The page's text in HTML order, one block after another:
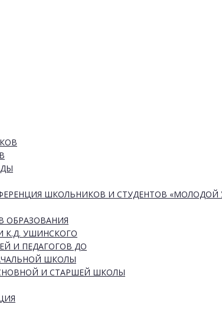
ШКОЛЬНИКОВ И СТУДЕНТОВ «МОЛОДОЙ
ОБРАЗОВАНИЯ
К.Д. УШИНСКОГО
И ПЕДАГОГОВ ДО
ШКОЛЫ
И СТАРШЕЙ ШКОЛЫ